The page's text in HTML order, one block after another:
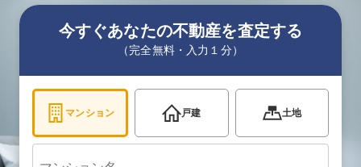
今すぐあなたの不動産を査定する
（完全無料・入力１分）
マンション 戸建 土地